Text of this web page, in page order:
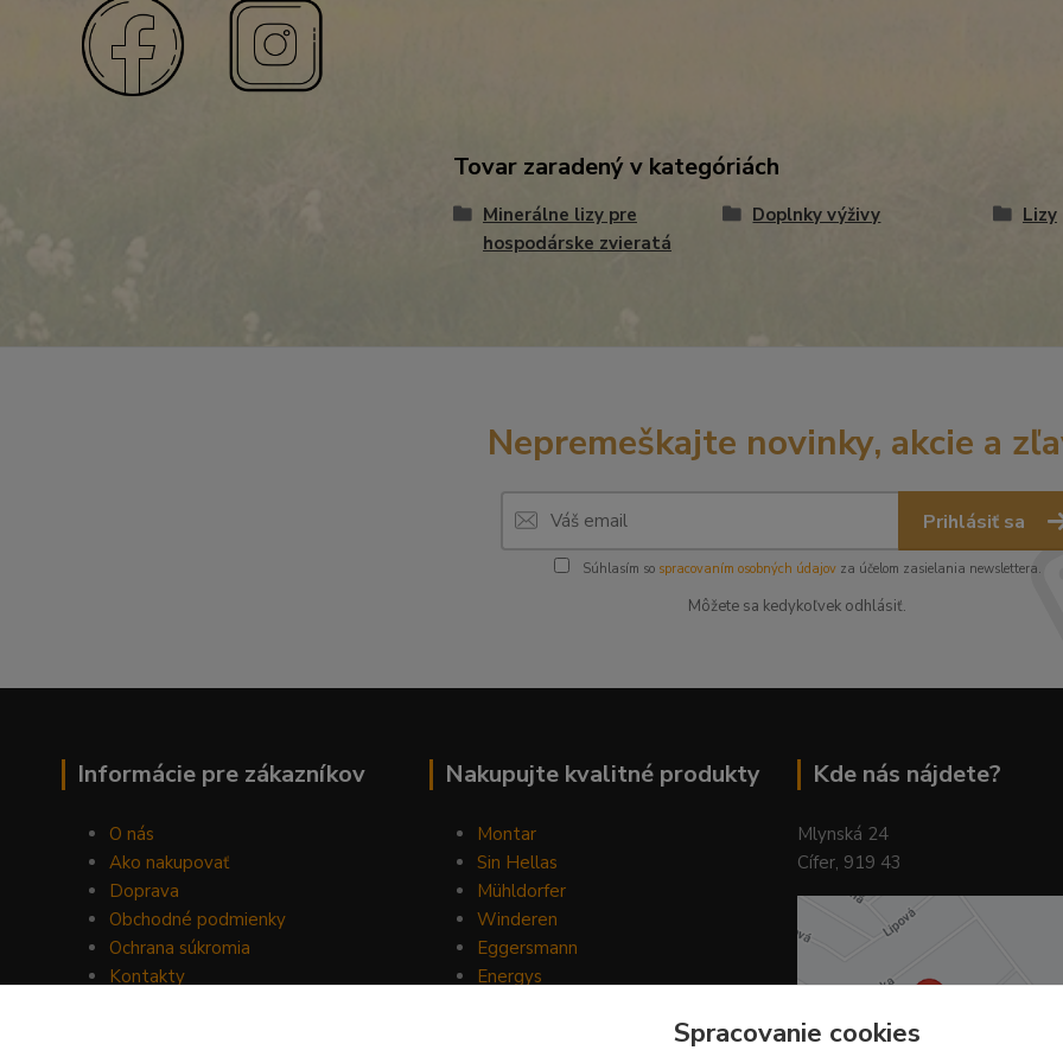
Tovar zaradený v kategóriách
Minerálne lizy pre
hospodárske zvieratá
Doplnky výživy Lizy
Nepremeškajte novinky, akcie a
Prihlásiť sa
Súhlasím so spracovaním osobných údajovza účelom zasielania newslettera.
Môžete sa kedykoľvek odhlásiť.
Informácie pre zákazníkov
O nás
Ako nakupovať
Doprava
Obchodné podmienky
Ochrana súkromia
Kontakty
Nakupujte kvalitné produkty
Montar
Sin Hellas
Mühldorfer
Winderen
Eggersmann
Energys
Kde nás nájdete?
Mlynská 24
Cífer, 919 43
Spracovanie cookies